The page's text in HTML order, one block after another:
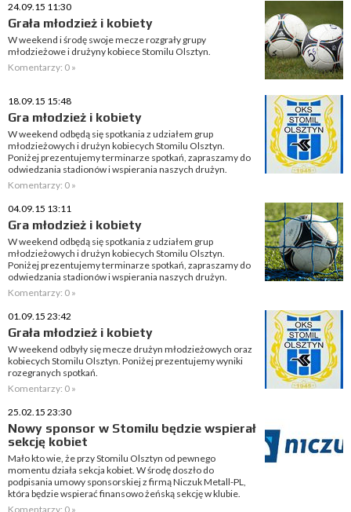
24.09.15 11:30
Grała młodzież i kobiety
W weekend i środę swoje mecze rozgrały grupy
młodzieżowe i drużyny kobiece Stomilu Olsztyn.
Komentarzy: 0 »
18.09.15 15:48
Gra młodzież i kobiety
W weekend odbędą się spotkania z udziałem grup
młodzieżowych i drużyn kobiecych Stomilu Olsztyn.
Poniżej prezentujemy terminarze spotkań, zapraszamy do
odwiedzania stadionów i wspierania naszych drużyn.
Komentarzy: 0 »
04.09.15 13:11
Gra młodzież i kobiety
W weekend odbędą się spotkania z udziałem grup
młodzieżowych i drużyn kobiecych Stomilu Olsztyn.
Poniżej prezentujemy terminarze spotkań, zapraszamy do
odwiedzania stadionów i wspierania naszych drużyn.
Komentarzy: 0 »
01.09.15 23:42
Grała młodzież i kobiety
W weekend odbyły się mecze drużyn młodzieżowych oraz
kobiecych Stomilu Olsztyn. Poniżej prezentujemy wyniki
rozegranych spotkań.
Komentarzy: 0 »
25.02.15 23:30
Nowy sponsor w Stomilu będzie wspierał
sekcję kobiet
Mało kto wie, że przy Stomilu Olsztyn od pewnego
momentu działa sekcja kobiet. W środę doszło do
podpisania umowy sponsorskiej z firmą Niczuk Metall-PL,
która będzie wspierać finansowo żeńską sekcję w klubie.
Komentarzy: 0 »